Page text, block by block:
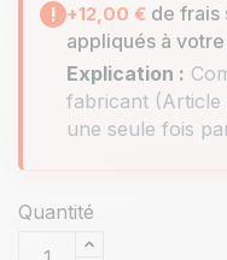
! +12,00 € de frais
appliqués à
Explication :
fabricant (Article
une seule fois
Quantité